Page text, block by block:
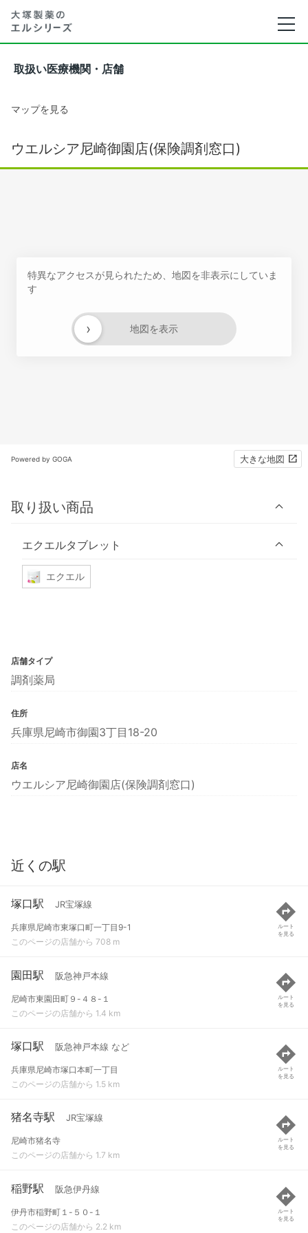
取扱い医療機関・店舗
マップを見る
ウエルシア尼崎御園店(保険調剤窓口)
特異なアクセスが見られたため、地図を非表示にしていま
す
地図を表示
›
Powered by GOGA 大きな地図
取り扱い商品
エクエルタブレット
エクエル
店舗タイプ
調剤薬局
住所
兵庫県尼崎市御園3丁目18-20
店名
ウエルシア尼崎御園店(保険調剤窓口)
近くの駅
塚口駅 JR宝塚線
兵庫県尼崎市東塚口町一丁目9-1
このページの店舗から 708 m
ルート
を見る
園田駅 阪急神戸本線
尼崎市東園田町９-４８-１
このページの店舗から 1.4 km
ルート
を見る
塚口駅 阪急神戸本線 など
兵庫県尼崎市塚口本町一丁目
このページの店舗から 1.5 km
ルート
を見る
猪名寺駅 JR宝塚線
尼崎市猪名寺
このページの店舗から 1.7 km
ルート
を見る
稲野駅 阪急伊丹線
伊丹市稲野町１-５０-１
このページの店舗から 2.2 km
ルート
を見る